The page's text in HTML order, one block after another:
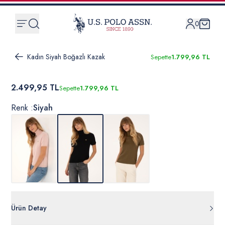
0
Kadın Siyah Boğazlı Kazak Sepette1.799,96 TL
2.499,95 TLSepette1.799,96 TL
Renk :Siyah
Ürün Detay